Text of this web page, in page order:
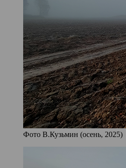
Фото В.Кузьмин (осень, 2025)